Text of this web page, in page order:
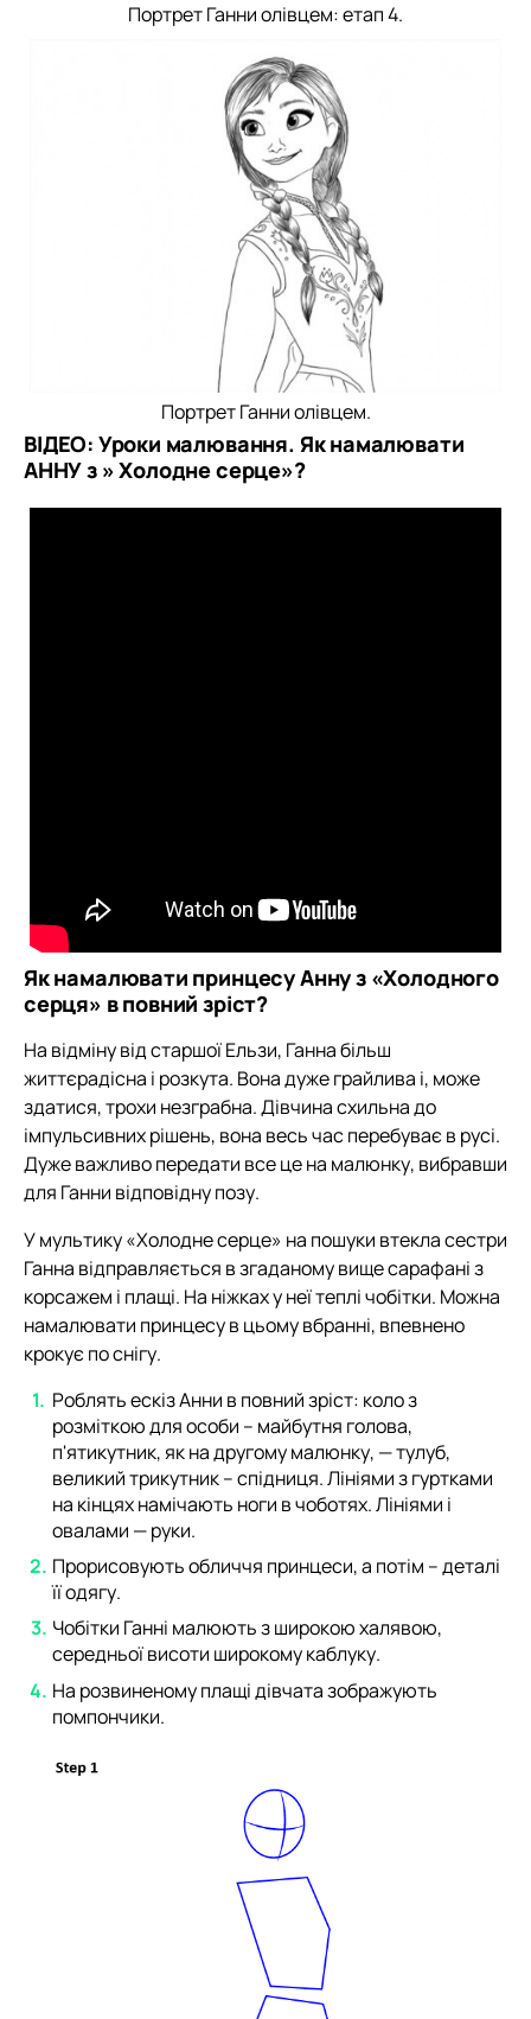
Портрет Ганни олівцем: етап 4.
Портрет Ганни олівцем.
ВІДЕО: Уроки малювання. Як намалювати
АННУ з » Холодне серце»?
Як намалювати принцесу Анну з «Холодного
серця» в повний зріст?
На відміну від старшої Ельзи, Ганна більш
життєрадісна і розкута. Вона дуже грайлива і, може
здатися, трохи незграбна. Дівчина схильна до
імпульсивних рішень, вона весь час перебуває в русі.
Дуже важливо передати все це на малюнку, вибравши
для Ганни відповідну позу.
У мультику «Холодне серце» на пошуки втекла сестри
Ганна відправляється в згаданому вище сарафані з
корсажем і плащі. На ніжках у неї теплі чобітки. Можна
намалювати принцесу в цьому вбранні, впевнено
крокує по снігу.
Роблять ескіз Анни в повний зріст: коло з
розміткою для особи – майбутня голова,
п'ятикутник, як на другому малюнку, — тулуб,
великий трикутник – спідниця. Лініями з гуртками
на кінцях намічають ноги в чоботях. Лініями і
овалами — руки.
Прорисовують обличчя принцеси, а потім – деталі
її одягу.
Чобітки Ганні малюють з широкою халявою,
середньої висоти широкому каблуку.
На розвиненому плащі дівчата зображують
помпончики.